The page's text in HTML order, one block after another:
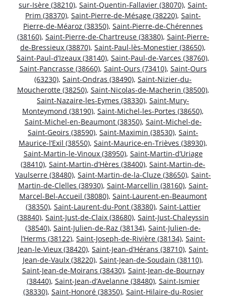
sur-Isère (38210), Saint-Quentin-Fallavier (38070), Saint-
Prim (38370), Saint-Pierre-de-Mésage (38220), Saint-
Pierre-de-Méaroz (38350), Saint-Pierre-de-Chérennes
(38160), Saint-Pierre-de-Chartreuse (38380), Saint-Pierre-
de-Bressieux (38870), Saint-Paul-lès-Monestier (38650),
Saint-Paul-d’Izeaux (38140), Saint-Paul-de-Varces (38760),
Saint-Pancrasse (38660), Saint-Ours (73410), Saint-Ours
(63230), Saint-Ondras (38490), Saint-Nizier-du-
Moucherotte (38250), Saint-Nicolas-de-Macherin (38500),
Saint-Nazaire-les-Eymes (38330), Saint-Mury-
Monteymond (38190), Saint-Michel-les-Portes (38650),
Saint-Michel-en-Beaumont (38350), Saint-Michel-de-
Saint-Geoirs (38590), Saint-Maximin (38530), Saint-
Maurice-l’Exil (38550), Saint-Maurice-en-Trièves (38930),
Saint-Martin-le-Vinoux (38950), Saint-Martin-d’Uriage
(38410), Saint-Martin-d’Hères (38400), Saint-Martin-de-
Vaulserre (38480), Saint-Martin-de-la-Cluze (38650), Saint-
Martin-de-Clelles (38930), Saint-Marcellin (38160), Saint-
Marcel-Bel-Accueil (38080), Saint-Laurent-en-Beaumont
(38350), Saint-Laurent-du-Pont (38380), Saint-Lattier
(38840), Saint-Just-de-Claix (38680), Saint-Just-Chaleyssin
(38540), Saint-Julien-de-Raz (38134), Saint-Julien-de-
l’Herms (38122), Saint-Joseph-de-Rivière (38134), Saint-
Jean-le-Vieux (38420), Saint-Jean-d’Hérans (38710), Saint-
Jean-de-Vaulx (38220), Saint-Jean-de-Soudain (38110),
Saint-Jean-de-Moirans (38430), Saint-Jean-de-Bournay
(38440), Saint-Jean-d’Avelanne (38480), Saint-Ismier
(38330), Saint-Honoré (38350), Saint-Hilaire-du-Rosier